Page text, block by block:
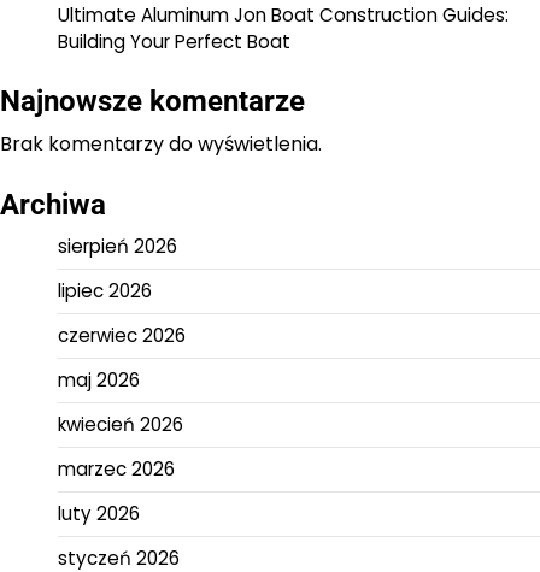
Ultimate Aluminum Jon Boat Construction Guides:
Building Your Perfect Boat
Najnowsze komentarze
Brak komentarzy do wyświetlenia.
Archiwa
sierpień 2026
lipiec 2026
czerwiec 2026
maj 2026
kwiecień 2026
marzec 2026
luty 2026
styczeń 2026